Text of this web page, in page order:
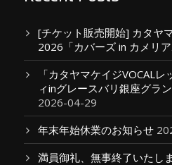
[チケット販売開始] カタヤ
2026「カバーズ in カメリア
「カタヤマケイジVOCAL
ィinグレースバリ銀座グラ
2026-04-29
年末年始休業のお知らせ
満員御礼、無事終了いたし